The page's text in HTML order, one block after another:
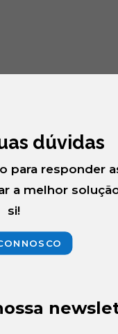
dúvidas
para responder
a melhor
si!